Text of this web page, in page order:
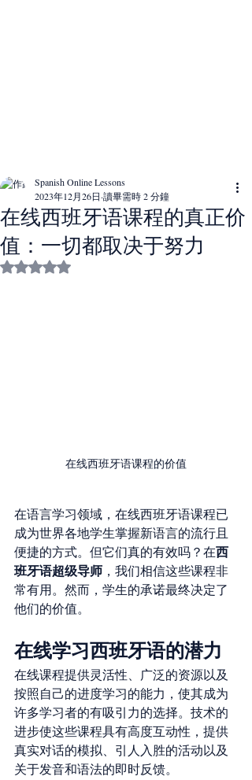
在线西班牙语课程的真正价
值：一切都取决于努力
Spanish Online Lessons
2023年12月26日 讀畢需時 2 分鐘
評等為 NaN（最高為 5 顆星）。
在线西班牙语课程的价值
在语言学习领域，在线西班牙语课程已
成为世界各地学生掌握新语言的流行且
便捷的方式。但它们真的有效吗？在西
班牙语超级导师 ，我们相信这些课程非
常有用。然而，学生的承诺最终决定了
他们的价值。
在线学习西班牙语的潜力
在线课程提供灵活性、广泛的资源以及
按照自己的进度学习的能力，使其成为
许多学习者的有吸引力的选择。技术的
进步使这些课程具有高度互动性，提供
真实对话的模拟、引人入胜的活动以及
关于发音和语法的即时反馈。